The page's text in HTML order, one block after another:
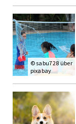
© sabu728 über
pixabay